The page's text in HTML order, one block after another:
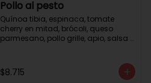
Pollo al pesto
Quínoa tibia, espinaca, tomate
cherry en mitad, brócoli, queso
parmesano, pollo grille, apio, salsa
$8.715